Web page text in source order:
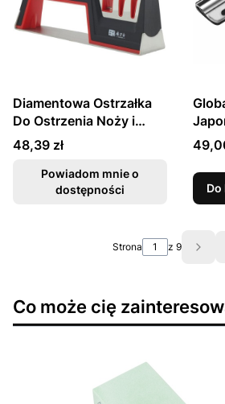
Diamentowa Ostrzałka
Do Ostrzenia Noży i
Nożyczek TG1705
TAIDEA
Cena
48,39 zł
Powiadom mnie o
dostępności
Do
Cena
Strona z 9
Co może cię